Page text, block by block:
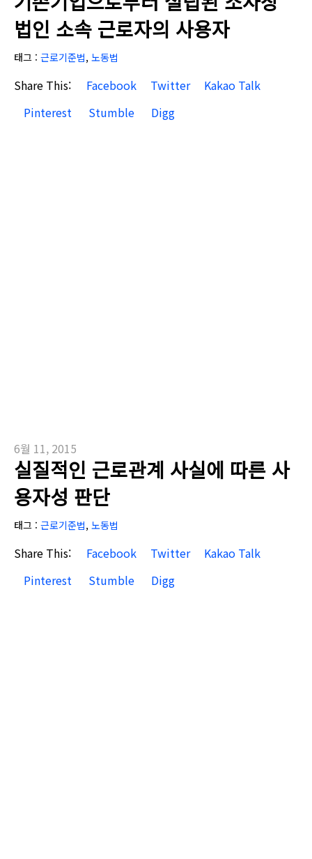
법인 소속 근로자의 사용자
태그 : 근로기준법, 노동법
Share This: Facebook Twitter
Kakao Talk
Pinterest
Stumble Digg
6월 11, 2015
실질적인 근로관계 사실에 따른 사
용자성 판단
태그 : 근로기준법, 노동법
Share This: Facebook Twitter
Kakao Talk
Pinterest
Stumble Digg